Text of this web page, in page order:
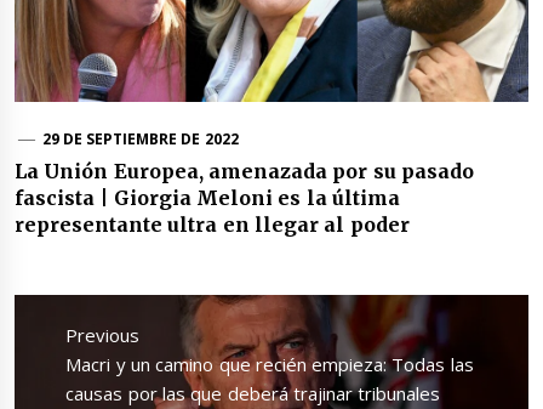
29 DE SEPTIEMBRE DE 2022
La Unión Europea, amenazada por su pasado
fascista | Giorgia Meloni es la última
representante ultra en llegar al poder
Navegación
entradas
Previous
Previous
post:
Macri y un camino que recién empieza: Todas las
causas por las que deberá trajinar tribunales